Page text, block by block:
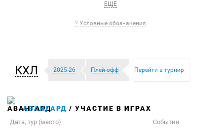
ЕЩЕ
? Условные обозначения
КХЛ 2025-26 Плей-офф Перейти в турнир
АВАНГАРД / УЧАСТИЕ В ИГРАХ
Дата, тур (место)
События